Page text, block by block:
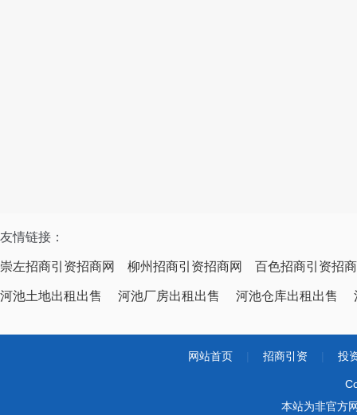
友情链接：
崇左招商引资招商网 柳州招商引资招商网 百色招商引资招
河池土地出租出售 河池厂房出租出售 河池仓库出租出售
网站首页 招商引资 投
本站为非官方